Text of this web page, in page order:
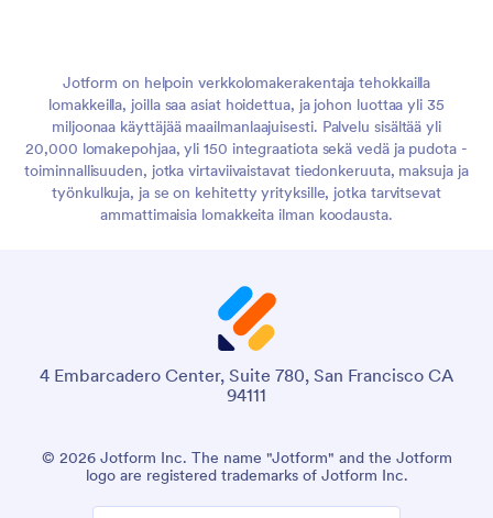
Jotform on helpoin verkkolomakerakentaja tehokkailla
lomakkeilla, joilla saa asiat hoidettua, ja johon luottaa yli 35
miljoonaa käyttäjää maailmanlaajuisesti. Palvelu sisältää yli
20,000 lomakepohjaa, yli 150 integraatiota sekä vedä ja pudota -
toiminnallisuuden, jotka virtaviivaistavat tiedonkeruuta, maksuja ja
työnkulkuja, ja se on kehitetty yrityksille, jotka tarvitsevat
ammattimaisia lomakkeita ilman koodausta.
4 Embarcadero Center, Suite 780, San Francisco CA
94111
© 2026 Jotform Inc. The name "Jotform" and the Jotform
logo are registered trademarks of Jotform Inc.